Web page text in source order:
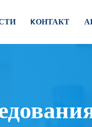
KОНТАКТ